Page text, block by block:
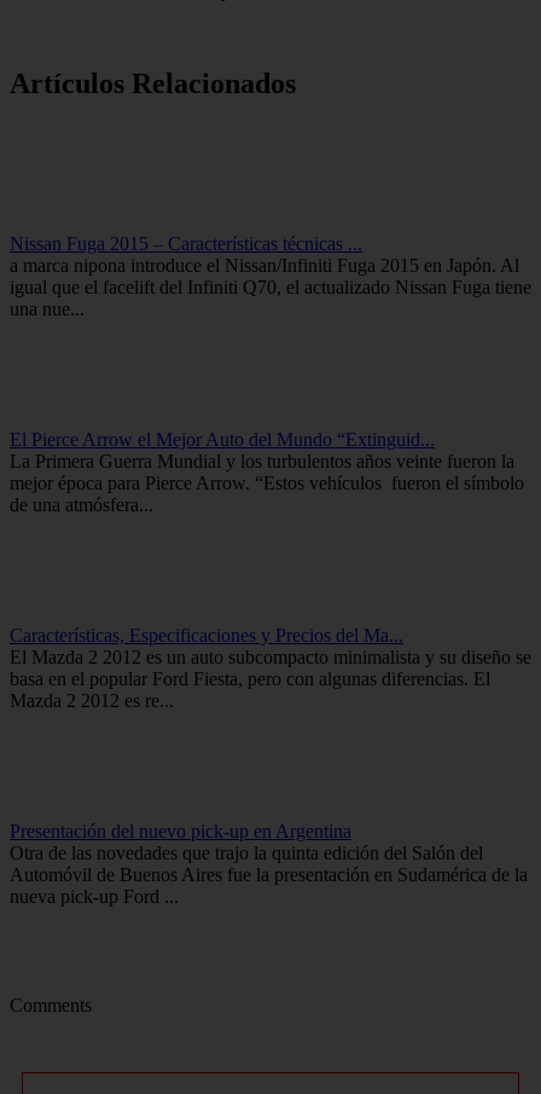
Artículos Relacionados
Nissan Fuga 2015 – Características técnicas ...
a marca nipona introduce el Nissan/Infiniti Fuga 2015 en Japón. Al
igual que el facelift del Infiniti Q70, el actualizado Nissan Fuga tiene
una nue...
El Pierce Arrow el Mejor Auto del Mundo “Extinguid...
La Primera Guerra Mundial y los turbulentos años veinte fueron la
mejor época para Pierce Arrow. “Estos vehículos fueron el símbolo
de una atmósfera...
Características, Especificaciones y Precios del Ma...
El Mazda 2 2012 es un auto subcompacto minimalista y su diseño se
basa en el popular Ford Fiesta, pero con algunas diferencias. El
Mazda 2 2012 es re...
Presentación del nuevo pick-up en Argentina
Otra de las novedades que trajo la quinta edición del Salón del
Automóvil de Buenos Aires fue la presentación en Sudamérica de la
nueva pick-up Ford ...
Comments